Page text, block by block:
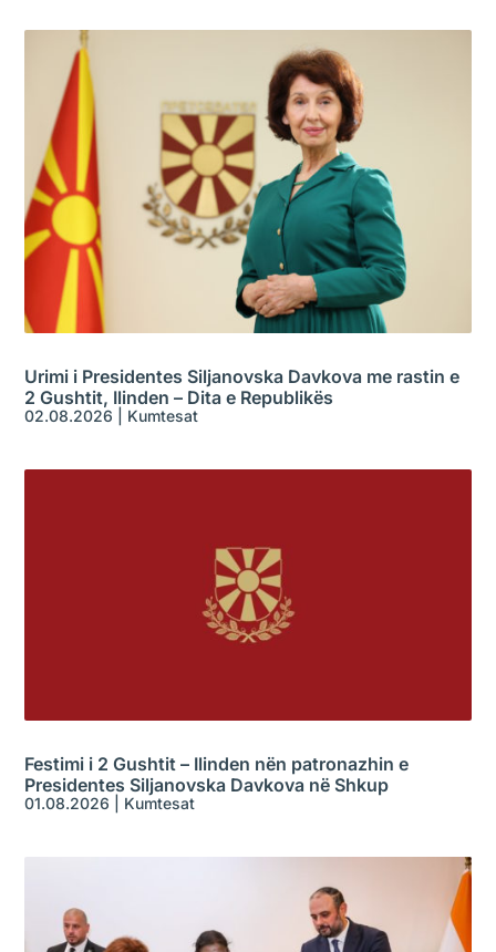
Urimi i Presidentes Siljanovska Davkova me rastin e
2 Gushtit, Ilinden – Dita e Republikës
02.08.2026 Kumtesat
Festimi i 2 Gushtit – Ilinden nën patronazhin e
Presidentes Siljanovska Davkova në Shkup
01.08.2026 Kumtesat